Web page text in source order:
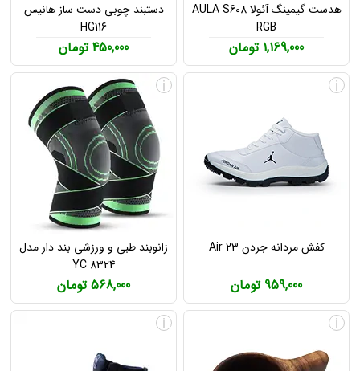
هدست گیمینگ آئولا AULA S608
RGB
1,169,000 تومان
دستبند چوبی دست ساز هانیس
HG116
450,000 تومان
کفش مردانه جردن Air 23
959,000 تومان
i
زانوبند طبی و ورزشی بند دار مدل
YC 8324
568,000 تومان
i
i
i